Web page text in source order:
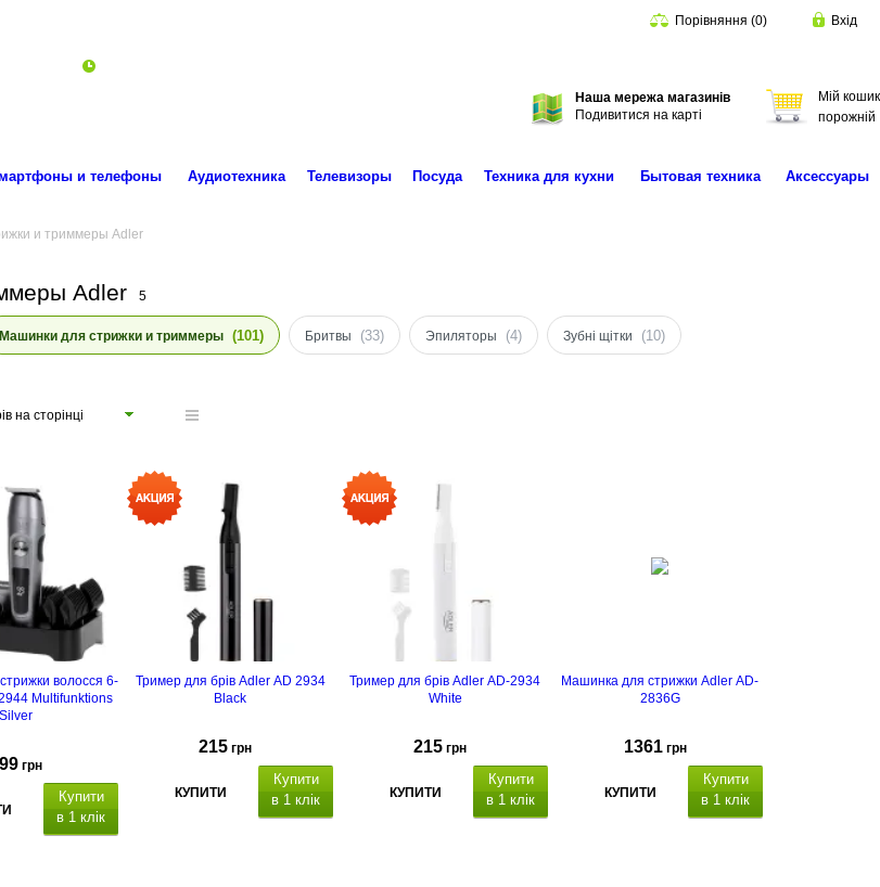
Порівняння (0) Вхід
Наша мережа магазинів
Подивитися на карті
Мій кошик
порожній
и телефоны Аудиотехника Телевизоры Посуда Техника для кухни Бытовая техника Аксессуары
и триммеры Adler
Adler 5
Машинки для стрижки и триммеры (101) Бритвы (33) Эпиляторы (4) Зубні щітки (10)
на сторінці
волосся 6-
Multifunktions
Silver
грн
Купити
в 1 клік
Тример для брів Adler AD 2934
Black
215 грн
КУПИТИ
Купити
в 1 клік
Тример для брів Adler AD-2934
White
215 грн
КУПИТИ
Купити
в 1 клік
Машинка для стрижки Adler AD-
2836G
1361 грн
КУПИТИ
Купити
в 1 клік